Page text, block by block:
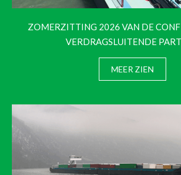
ZOMERZITTING 2026 VAN DE
VERDRAGSLUITENDE
MEER ZIEN